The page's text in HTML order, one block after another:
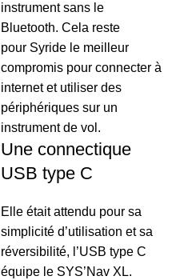
instrument sans le
Bluetooth. Cela reste
pour Syride le meilleur
compromis pour connecter à
internet et utiliser des
périphériques sur un
instrument de vol.
Une connectique
USB type C
Elle était attendu pour sa
simplicité d’utilisation et sa
réversibilité, l’USB type C
équipe le SYS’Nav XL.